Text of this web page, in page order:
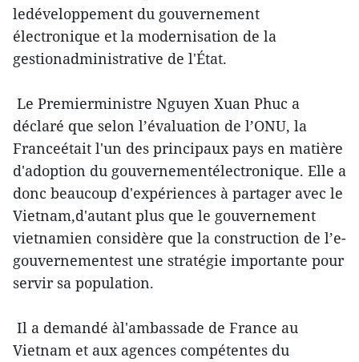
ledéveloppement du gouvernement
électronique et la modernisation de la
gestionadministrative de l'État.
Le Premierministre Nguyen Xuan Phuc a
déclaré que selon l’évaluation de l’ONU, la
Franceétait l'un des principaux pays en matière
d'adoption du gouvernementélectronique. Elle a
donc beaucoup d'expériences à partager avec le
Vietnam,d'autant plus que le gouvernement
vietnamien considère que la construction de l’e-
gouvernementest une stratégie importante pour
servir sa population.
Il a demandé àl'ambassade de France au
Vietnam et aux agences compétentes du